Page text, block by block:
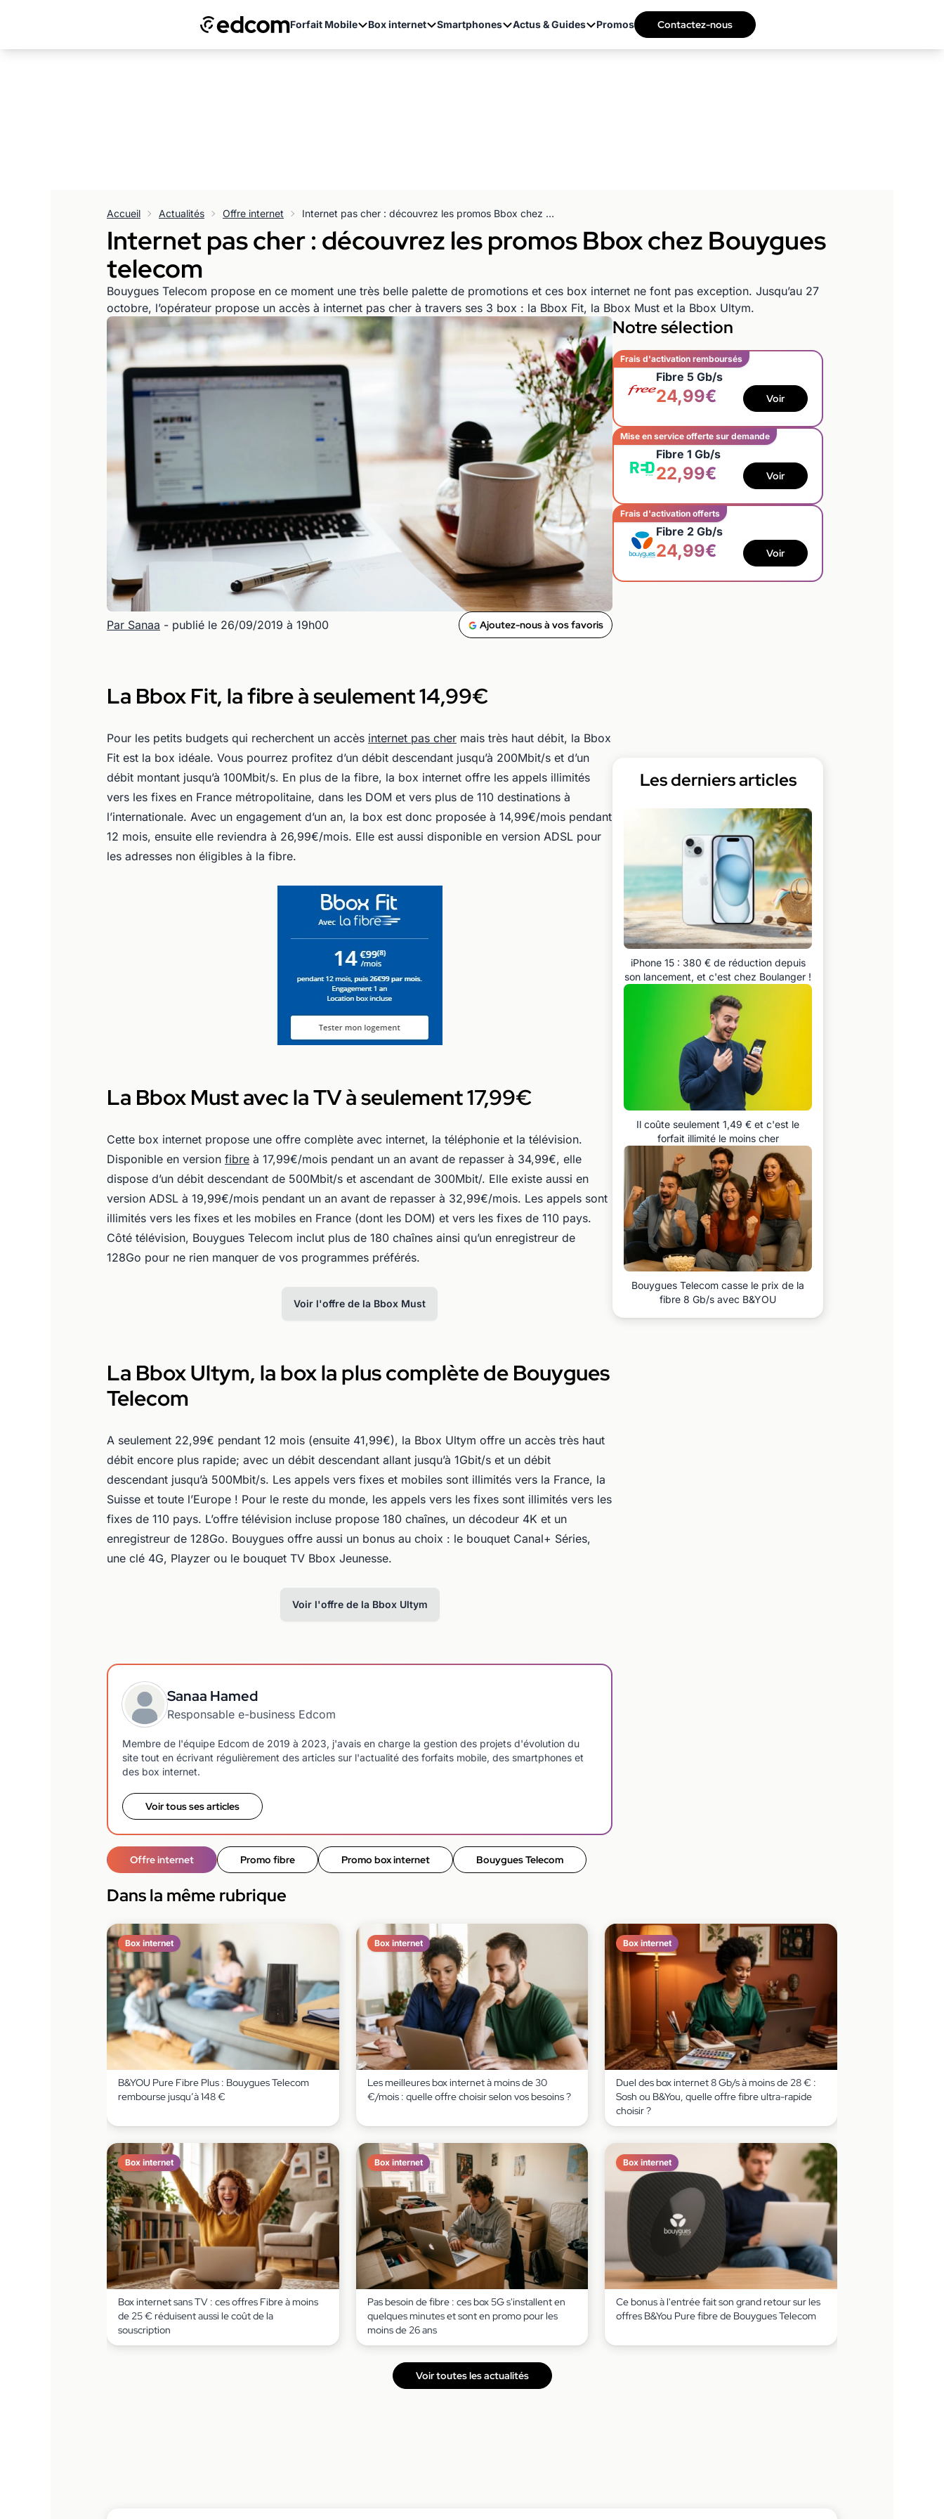
Forfait Mobile Box internet Smartphones Actus & Guides Promos Contactez-nous
Accueil Actualités Offre internet Internet pas cher : découvrez les promos Bbox chez Bouygues telecom
Internet pas cher : découvrez les promos Bbox chez Bouygues
telecom
Bouygues Telecom propose en ce moment une très belle palette de promotions et ces box internet ne font pas exception. Jusqu’au 27
octobre, l’opérateur propose un accès à internet pas cher à travers ses 3 box : la Bbox Fit, la Bbox Must et la Bbox Ultym.
Par Sanaa - publié le 26/09/2019 à 19h00 Ajoutez-nous à vos favoris
La Bbox Fit, la fibre à seulement 14,99€
Pour les petits budgets qui recherchent un accès internet pas cher mais très haut débit, la Bbox
Fit est la box idéale. Vous pourrez profitez d’un débit descendant jusqu’à 200Mbit/s et d’un
débit montant jusqu’à 100Mbit/s. En plus de la fibre, la box internet offre les appels illimités
vers les fixes en France métropolitaine, dans les DOM et vers plus de 110 destinations à
l’internationale. Avec un engagement d’un an, la box est donc proposée à 14,99€/mois pendant
12 mois, ensuite elle reviendra à 26,99€/mois. Elle est aussi disponible en version ADSL pour
les adresses non éligibles à la fibre.
La Bbox Must avec la TV à seulement 17,99€
Cette box internet propose une offre complète avec internet, la téléphonie et la télévision.
Disponible en version fibre à 17,99€/mois pendant un an avant de repasser à 34,99€, elle
dispose d’un débit descendant de 500Mbit/s et ascendant de 300Mbit/. Elle existe aussi en
version ADSL à 19,99€/mois pendant un an avant de repasser à 32,99€/mois. Les appels sont
illimités vers les fixes et les mobiles en France (dont les DOM) et vers les fixes de 110 pays.
Côté télévision, Bouygues Telecom inclut plus de 180 chaînes ainsi qu’un enregistreur de
128Go pour ne rien manquer de vos programmes préférés.
Voir l'offre de la Bbox Must
La Bbox Ultym, la box la plus complète de Bouygues
Telecom
A seulement 22,99€ pendant 12 mois (ensuite 41,99€), la Bbox Ultym offre un accès très haut
débit encore plus rapide; avec un débit descendant allant jusqu’à 1Gbit/s et un débit
descendant jusqu’à 500Mbit/s. Les appels vers fixes et mobiles sont illimités vers la France, la
Suisse et toute l’Europe ! Pour le reste du monde, les appels vers les fixes sont illimités vers les
fixes de 110 pays. L’offre télévision incluse propose 180 chaînes, un décodeur 4K et un
enregistreur de 128Go. Bouygues offre aussi un bonus au choix : le bouquet Canal+ Séries,
une clé 4G, Playzer ou le bouquet TV Bbox Jeunesse.
Voir l'offre de la Bbox Ultym
Sanaa Hamed
Responsable e-business Edcom
Membre de l'équipe Edcom de 2019 à 2023, j'avais en charge la gestion des projets d'évolution du
site tout en écrivant régulièrement des articles sur l'actualité des forfaits mobile, des smartphones et
des box internet.
Voir tous ses articles
Offre internet Promo fibre Promo box internet Bouygues Telecom
Notre sélection
Frais d'activation remboursés
Fibre 5 Gb/s
24,99€ Voir
Mise en service offerte sur demande
Fibre 1 Gb/s
22,99€ Voir
Frais d'activation offerts
Fibre 2 Gb/s
24,99€ Voir
Les derniers articles
iPhone 15 : 380 € de réduction depuis
son lancement, et c'est chez Boulanger !
Il coûte seulement 1,49 € et c'est le
forfait illimité le moins cher
Bouygues Telecom casse le prix de la
fibre 8 Gb/s avec B&YOU
Dans la même rubrique
Box internet
B&YOU Pure Fibre Plus : Bouygues Telecom
rembourse jusqu’à 148 €
Box internet
Les meilleures box internet à moins de 30
€/mois : quelle offre choisir selon vos besoins ?
Box internet
Duel des box internet 8 Gb/s à moins de 28 € :
Sosh ou B&You, quelle offre fibre ultra-rapide
choisir ?
Box internet
Box internet sans TV : ces offres Fibre à moins
de 25 € réduisent aussi le coût de la
souscription
Box internet
Pas besoin de fibre : ces box 5G s'installent en
quelques minutes et sont en promo pour les
moins de 26 ans
Box internet
Ce bonus à l'entrée fait son grand retour sur les
offres B&You Pure fibre de Bouygues Telecom
Voir toutes les actualités